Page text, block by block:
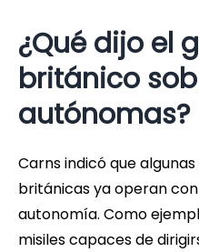
¿Qué dijo el
británico
autónomas?
Carns indicó que
británicas ya operan
autonomía. Como
misiles capaces de